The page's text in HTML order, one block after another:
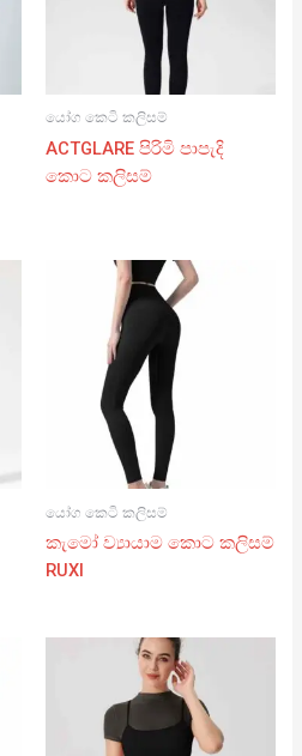
යෝග කෙටි කලිසම්
ACTGLARE පිරිමි පාපැදි
කොට කලිසම්
යෝග කෙටි කලිසම්
කැමෝ ව්‍යායාම කොට කලිසම්
RUXI